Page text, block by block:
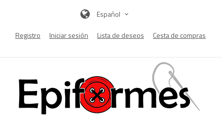
Español
Registro Iniciar sesión Lista de deseos Cesta de compras